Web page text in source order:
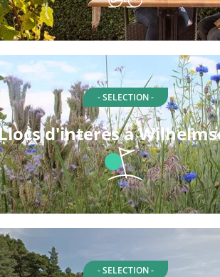
- SELECTION -
d'interès a
- SELECTION -